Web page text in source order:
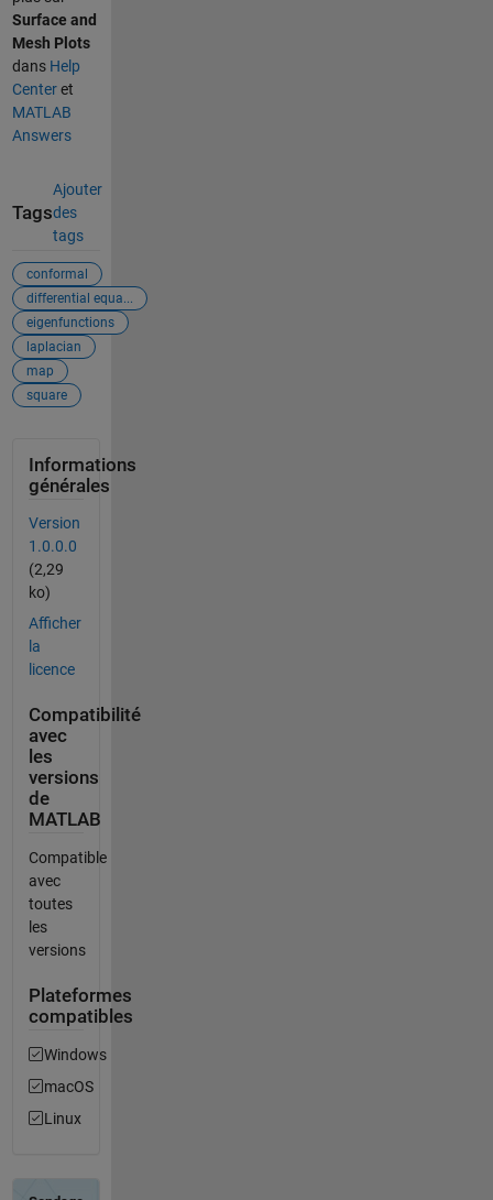
Surface and
Mesh Plots
dans Help
Centeret
MATLAB
Answers
Tags
Ajouter
des
tags
conformal
differential equa...
eigenfunctions
laplacian
map
square
Informations
générales
Version
1.0.0.0
(2,29
ko)
Afficher
la
licence
Compatibilité
avec
les
versions
de
MATLAB
Compatible
avec
toutes
les
versions
Plateformes
compatibles
Windows
macOS
Linux